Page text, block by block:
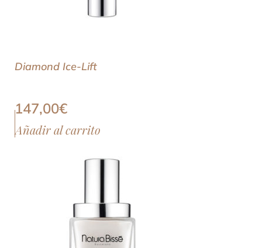
Diamond Ice-Lift
147,00€
Añadir al carrito